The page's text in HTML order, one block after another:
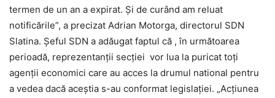
termen de un an a expirat. Şi de curând am reluat
notificările”, a precizat Adrian Motorga, directorul SDN
Slatina. Șeful SDN a adăugat faptul că , în următoarea
perioadă, reprezentanții secției vor lua la puricat toți
agenții economici care au acces la drumul national pentru
a vedea dacă aceștia s-au conformat legislației. „Acţiunea